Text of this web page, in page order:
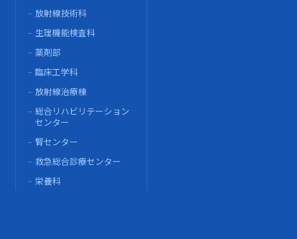
放射線技術科
生理機能検査科
薬剤部
臨床工学科
放射線治療棟
総合リハビリテーション
センター
腎センター
救急総合診療センター
栄養科